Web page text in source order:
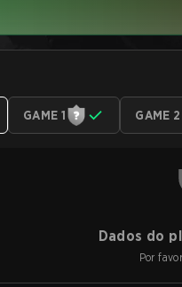
GAME 1 GAME 2
Dados do
Por